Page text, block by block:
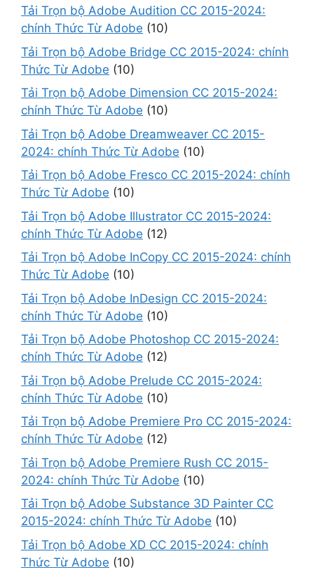
Tải Trọn bộ Adobe Audition CC 2015-2024:
chính Thức Từ Adobe (10)
Tải Trọn bộ Adobe Bridge CC 2015-2024: chính
Thức Từ Adobe (10)
Tải Trọn bộ Adobe Dimension CC 2015-2024:
chính Thức Từ Adobe (10)
Tải Trọn bộ Adobe Dreamweaver CC 2015-
2024: chính Thức Từ Adobe (10)
Tải Trọn bộ Adobe Fresco CC 2015-2024: chính
Thức Từ Adobe (10)
Tải Trọn bộ Adobe Illustrator CC 2015-2024:
chính Thức Từ Adobe (12)
Tải Trọn bộ Adobe InCopy CC 2015-2024: chính
Thức Từ Adobe (10)
Tải Trọn bộ Adobe InDesign CC 2015-2024:
chính Thức Từ Adobe (10)
Tải Trọn bộ Adobe Photoshop CC 2015-2024:
chính Thức Từ Adobe (12)
Tải Trọn bộ Adobe Prelude CC 2015-2024:
chính Thức Từ Adobe (10)
Tải Trọn bộ Adobe Premiere Pro CC 2015-2024:
chính Thức Từ Adobe (12)
Tải Trọn bộ Adobe Premiere Rush CC 2015-
2024: chính Thức Từ Adobe (10)
Tải Trọn bộ Adobe Substance 3D Painter CC
2015-2024: chính Thức Từ Adobe (10)
Tải Trọn bộ Adobe XD CC 2015-2024: chính
Thức Từ Adobe (10)